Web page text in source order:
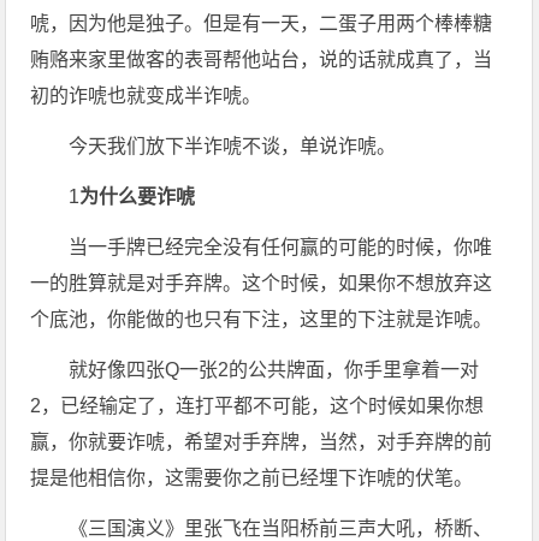
唬，因为他是独子。但是有一天，二蛋子用两个棒棒糖
贿赂来家里做客的表哥帮他站台，说的话就成真了，当
初的诈唬也就变成半诈唬。
今天我们放下半诈唬不谈，单说诈唬。
1为什么要诈唬
当一手牌已经完全没有任何赢的可能的时候，你唯
一的胜算就是对手弃牌。这个时候，如果你不想放弃这
个底池，你能做的也只有下注，这里的下注就是诈唬。
就好像四张Q一张2的公共牌面，你手里拿着一对
2，已经输定了，连打平都不可能，这个时候如果你想
赢，你就要诈唬，希望对手弃牌，当然，对手弃牌的前
提是他相信你，这需要你之前已经埋下诈唬的伏笔。
《三国演义》里张飞在当阳桥前三声大吼，桥断、